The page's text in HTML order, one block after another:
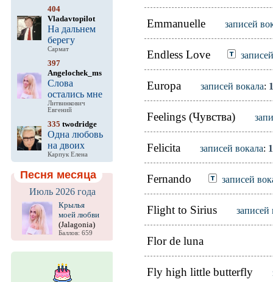
404
Vladavtopilot
На дальнем
берегу
Сармат
397
Angelochek_ms
Слова
остались мне
Литвинкович
Евгений
335 twodridge
Одна любовь
на двоих
Карпук Елена
Песня месяца
Июль 2026 года
Крылья
моей любви
(Jalagonia)
Баллов: 659
Emmanuelle записей
Endless Love
Europa записей вокала: 1
Feelings (Чувства)
Felicita записей вокала: 1
Fernando записей
Flight to Sirius записей
Flor de luna
Fly high little butterfly